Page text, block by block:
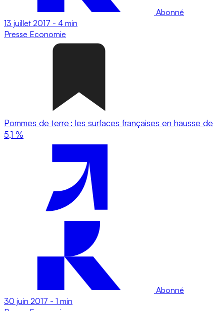
Abonné
13 juillet 2017 - 4 min
Presse Economie
Pommes de terre : les surfaces françaises en hausse de
5,1 %
Abonné
30 juin 2017 - 1 min